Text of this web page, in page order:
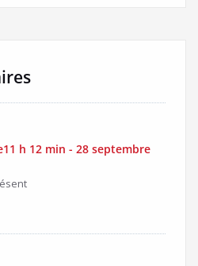
h 12 min - 28 septembre